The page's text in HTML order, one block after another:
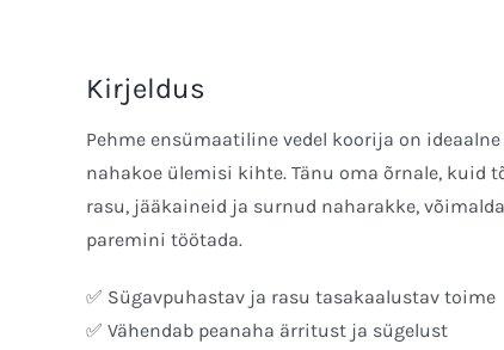
Kirjeldus
Pehme ensümaatiline vedel koorija on
nahakoe ülemisi kihte. Tänu oma õrnale, kuid
rasu, jääkaineid ja surnud naharakke,
paremini töötada.
✅ Sügavpuhastav ja rasu tasakaalustav toime
✅ Vähendab peanaha ärritust ja sügelust